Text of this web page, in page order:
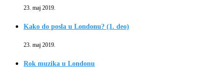
23. maj 2019.
Kako do posla u Londonu? (1. deo)
23. maj 2019.
Rok muzika u Londonu